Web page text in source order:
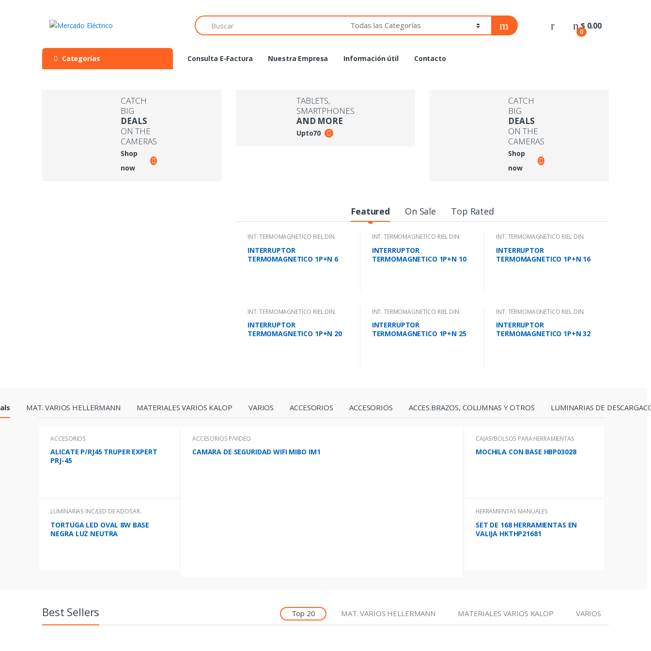
Search
for:
0
$ 0.00
Categorías Consulta E-Factura Nuestra Empresa Información útil Contacto
CATCH
BIG
DEALS
ON THE
CAMERAS
Shop
now
TABLETS,
SMARTPHONES
AND MORE
Upto70
CATCH
BIG
DEALS
ON THE
CAMERAS
Shop
now
Featured On Sale Top Rated
INT. TERMOMAGNETICO RIEL DIN.
INTERRUPTOR
TERMOMAGNETICO 1P+N 6
INT. TERMOMAGNETICO RIEL DIN.
INTERRUPTOR
TERMOMAGNETICO 1P+N 10
INT. TERMOMAGNETICO RIEL DIN.
INTERRUPTOR
TERMOMAGNETICO 1P+N 16
INT. TERMOMAGNETICO RIEL DIN.
INTERRUPTOR
TERMOMAGNETICO 1P+N 20
INT. TERMOMAGNETICO RIEL DIN.
INTERRUPTOR
TERMOMAGNETICO 1P+N 25
INT. TERMOMAGNETICO RIEL DIN.
INTERRUPTOR
TERMOMAGNETICO 1P+N 32
MAT. VARIOS HELLERMANN MATERIALES VARIOS KALOP VARIOS ACCESORIOS ACCESORIOS ACCES.BRAZOS, COLUMNAS Y OTROS LUMINARIAS DE
ACCESORIOS
ALICATE P/RJ45 TRUPER EXPERT
PRJ-45
LUMINARIAS INC/LED DE ADOSAR.
TORTUGA LED OVAL 8W BASE
NEGRA LUZ NEUTRA
ACCESORIOS P/VIDEO
CAMARA DE SEGURIDAD WIFI MIBO IM1
CAJAS/BOLSOS PARA HERRAMIENTAS
MOCHILA CON BASE HBP03028
HERRAMIENTAS MANUALES
SET DE 168 HERRAMIENTAS EN
VALIJA HKTHP21681
Best Sellers Top 20 MAT. VARIOS HELLERMANN MATERIALES VARIOS KALOP VARIOS